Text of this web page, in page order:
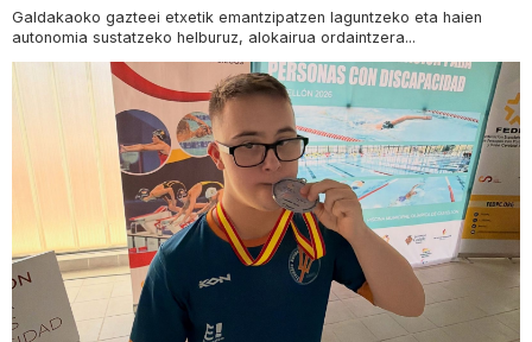
Galdakaoko gazteei etxetik emantzipatzen laguntzeko eta haien
autonomia sustatzeko helburuz, alokairua ordaintzera...